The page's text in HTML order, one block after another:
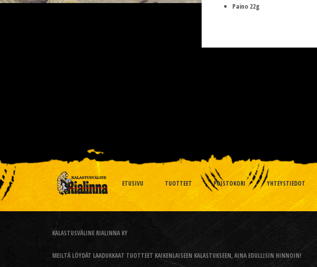
Paino 22g
ETUSIVU TUOTTEET POISTOKORI YHTEYSTIEDOT
KALASTUSVÄLINE RIALINNA KY
MEILTÄ LÖYDÄT LAADUKKAAT TUOTTEET KAIKENLAISEEN KALASTUKSEEN, AINA EDULLISIN HINNOIN!